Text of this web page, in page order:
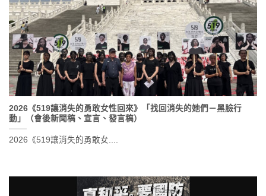
2026《519讓消失的勇敢女性回來》「找回消失的她們－黑臉行
動」（會後新聞稿、宣言、發言稿）
2026《519讓消失的勇敢女....